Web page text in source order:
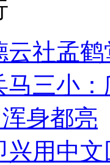
云社孟
三小
身都亮
兴用中